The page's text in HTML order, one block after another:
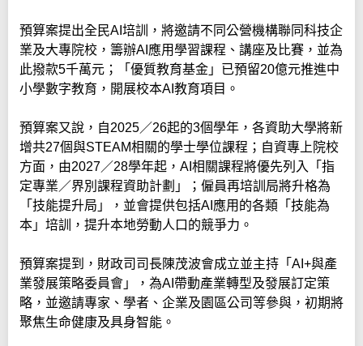
預算案提出全民AI培訓，將邀請不同公營機構聯同科技企
業及大專院校，籌辦AI應用學習課程、講座及比賽，並為
此撥款5千萬元；「優質教育基金」已預留20億元推進中
小學數字教育，開展校本AI教育項目。
預算案又說，自2025／26起的3個學年，各資助大學將新
增共27個與STEAM相關的學士學位課程；自資專上院校
方面，由2027／28學年起，AI相關課程將優先列入「指
定專業／界別課程資助計劃」；僱員再培訓局將升格為
「技能提升局」，並會提供包括AI應用的各類「技能為
本」培訓，提升本地勞動人口的競爭力。
預算案提到，財政司司長陳茂波會成立並主持「AI+與產
業發展策略委員會」，為AI帶動產業轉型及發展訂定策
略，並邀請專家、學者、企業及園區公司等參與，初期將
聚焦生命健康及具身智能。